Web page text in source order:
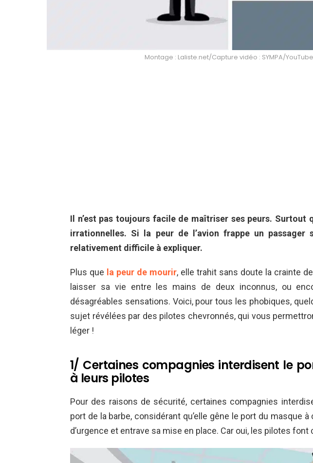
Montage : Laliste.net/Capture vidéo : SYMPA/YouTube
Il n’est pas toujours facile de maîtriser ses peurs. Surtout
irrationnelles. Si la peur de l’avion frappe un passager
relativement difficile à expliquer.
Plus que la peur de mourir, elle trahit sans doute la crainte
laisser sa vie entre les mains de deux inconnus, ou
désagréables sensations. Voici, pour tous les phobiques,
sujet révélées par des pilotes chevronnés, qui vous
léger !
1/ Certaines compagnies interdisent le
à leurs pilotes
Pour des raisons de sécurité, certaines compagnies
port de la barbe, considérant qu’elle gêne le port du masque
d’urgence et entrave sa mise en place. Car oui, les pilotes font